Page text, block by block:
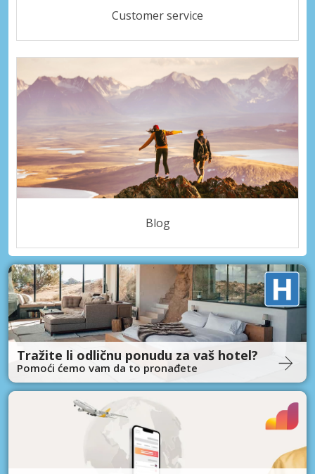
Customer service
Blog
Tražite li odličnu ponudu za vaš hotel?
Pomoći ćemo vam da to pronađete